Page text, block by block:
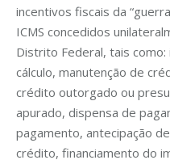
incentivos fiscais da
ICMS concedidos
Distrito Federal, tais
cálculo, manutenção de
crédito outorgado ou
apurado, dispensa de
pagamento, antecipação
crédito, financiamento do